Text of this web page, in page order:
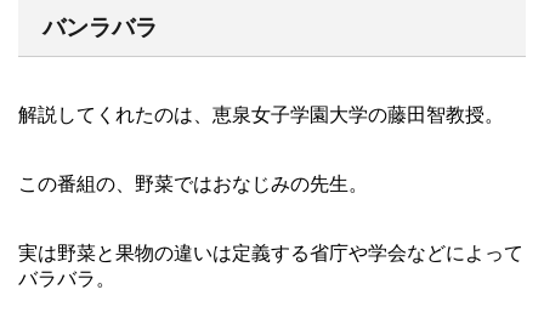
バンラバラ
解説してくれたのは、恵泉女子学園大学の藤田智教授。
この番組の、野菜ではおなじみの先生。
実は野菜と果物の違いは定義する省庁や学会などによって
バラバラ。